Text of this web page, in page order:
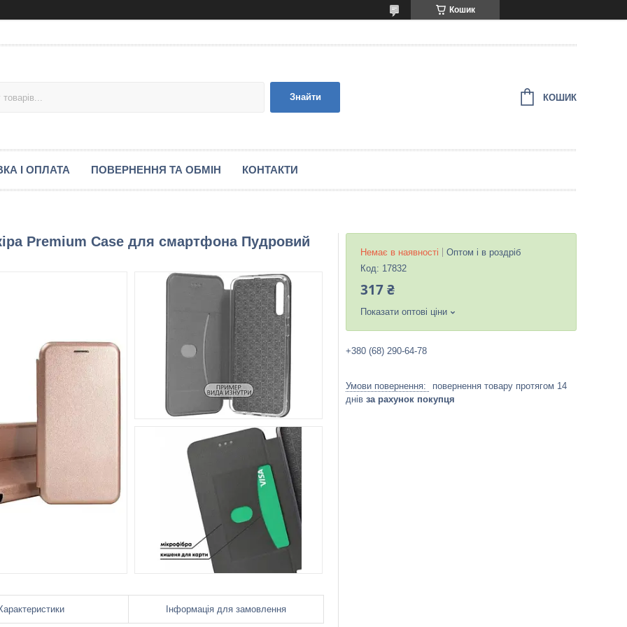
Кошик
Знайти КОШИК
І ОПЛАТА ПОВЕРНЕННЯ ТА ОБМІН КОНТАКТИ
Premium Case для смартфона Пудровий
Інформація для замовлення
Немає в наявності
Оптом і в роздріб
Код: 17832
317 ₴
Показати оптові ціни
+380 (68) 290-64-78
повернення товару протягом 14
днів за рахунок покупця